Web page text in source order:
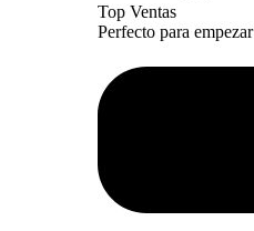
Top Ventas
Perfecto para empezar